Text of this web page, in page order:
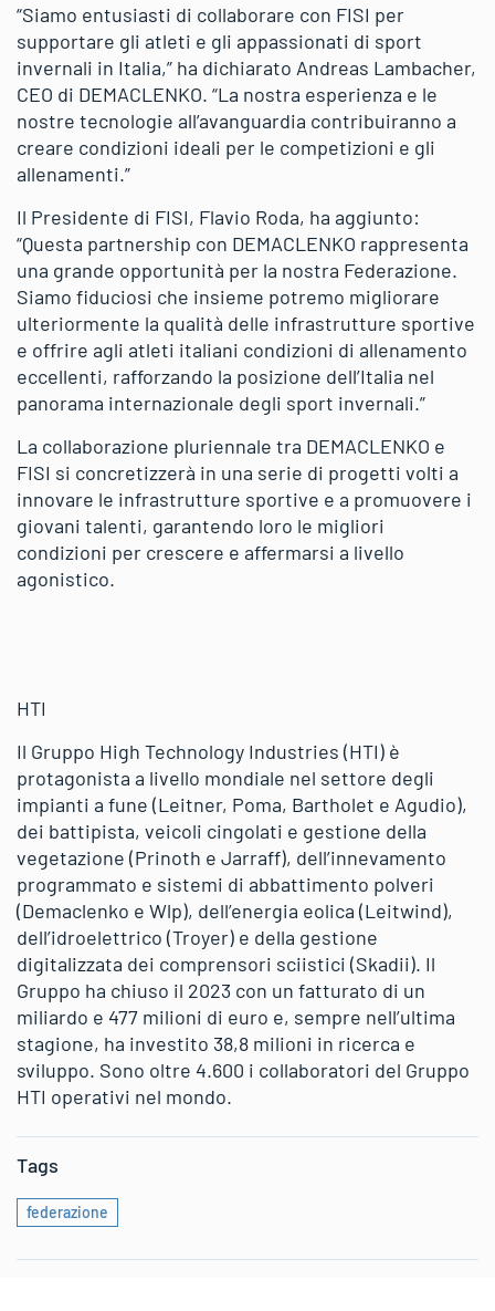
“Siamo entusiasti di collaborare con FISI per
supportare gli atleti e gli appassionati di sport
invernali in Italia,” ha dichiarato Andreas Lambacher,
CEO di DEMACLENKO. “La nostra esperienza e le
nostre tecnologie all’avanguardia contribuiranno a
creare condizioni ideali per le competizioni e gli
allenamenti.”
Il Presidente di FISI, Flavio Roda, ha aggiunto:
“Questa partnership con DEMACLENKO rappresenta
una grande opportunità per la nostra Federazione.
Siamo fiduciosi che insieme potremo migliorare
ulteriormente la qualità delle infrastrutture sportive
e offrire agli atleti italiani condizioni di allenamento
eccellenti, rafforzando la posizione dell’Italia nel
panorama internazionale degli sport invernali.”
La collaborazione pluriennale tra DEMACLENKO e
FISI si concretizzerà in una serie di progetti volti a
innovare le infrastrutture sportive e a promuovere i
giovani talenti, garantendo loro le migliori
condizioni per crescere e affermarsi a livello
agonistico.
HTI
Il Gruppo High Technology Industries (HTI) è
protagonista a livello mondiale nel settore degli
impianti a fune (Leitner, Poma, Bartholet e Agudio),
dei battipista, veicoli cingolati e gestione della
vegetazione (Prinoth e Jarraff), dell’innevamento
programmato e sistemi di abbattimento polveri
(Demaclenko e Wlp), dell’energia eolica (Leitwind),
dell’idroelettrico (Troyer) e della gestione
digitalizzata dei comprensori sciistici (Skadii). Il
Gruppo ha chiuso il 2023 con un fatturato di un
miliardo e 477 milioni di euro e, sempre nell’ultima
stagione, ha investito 38,8 milioni in ricerca e
sviluppo. Sono oltre 4.600 i collaboratori del Gruppo
HTI operativi nel mondo.
Tags
federazione